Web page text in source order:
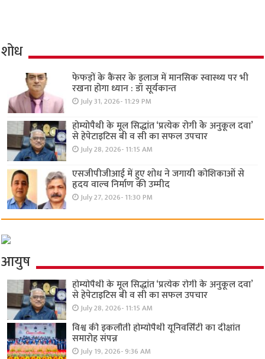
शोध
फेफड़ों के कैंसर के इलाज में मानसिक स्वास्थ्य पर भी
रखना होगा ध्यान : डॉ सूर्यकान्त
July 31, 2026- 11:29 PM
होम्योपैथी के मूल सिद्धांत ‘प्रत्येक रोगी केे अनुकूल दवा’
से हेपेटाइटिस बी व सी का सफल उपचार
July 28, 2026- 11:15 AM
एसजीपीजीआई में हुए शोध ने जगायी कोशिकाओं से
हृदय वाल्व निर्माण की उम्मीद
July 27, 2026- 11:30 PM
आयुष
होम्योपैथी के मूल सिद्धांत ‘प्रत्येक रोगी केे अनुकूल दवा’
से हेपेटाइटिस बी व सी का सफल उपचार
July 28, 2026- 11:15 AM
विश्व की इकलौती होम्योपैथी यूनिवर्सिटी का दीक्षांत
समारोह संपन्न
July 19, 2026- 9:36 AM